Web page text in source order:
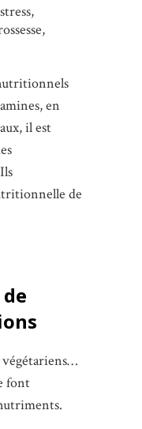
en
il est
de
végétariens…
font